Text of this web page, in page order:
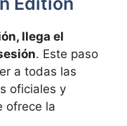
llega el
. Este paso
a todas las
oficiales y
ofrece la